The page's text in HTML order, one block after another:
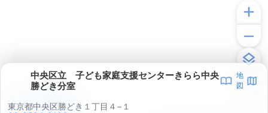
中央区立 子ども家庭支援センターきらら中央
勝どき分室
地
図
東京都中央区勝どき１丁目４−１
アプリで見る